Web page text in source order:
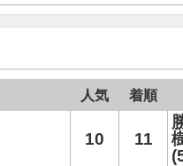
人気 着順
10 11